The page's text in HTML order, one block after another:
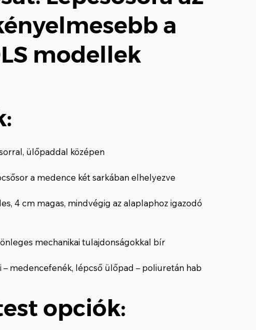
a
modellek
ülőpaddal középen
a medence két sarkában elhelyezve
4 cm magas, mindvégig az alaplaphoz igazodó
mechanikai tulajdonságokkal bír
– medencefenék, lépcső ülőpad – poliuretán hab
opciók: